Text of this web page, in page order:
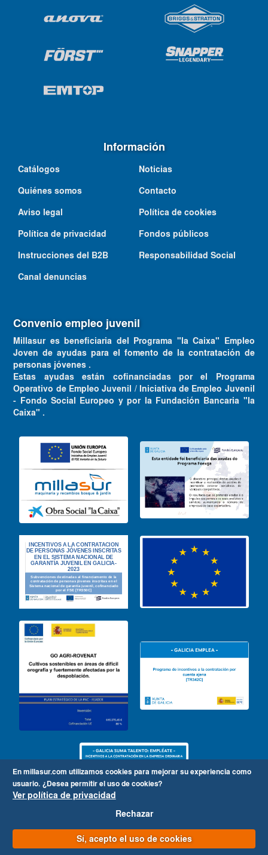
Información
Catálogos
Noticias
Quiénes somos
Contacto
Aviso legal
Política de cookies
Política de privacidad
Fondos públicos
Instrucciones del B2B
Responsabilidad Social
Canal denuncias
Convenio empleo juvenil
Millasur es beneficiaria del Programa "la Caixa" Empleo
Joven de ayudas para el fomento de la contratación de
personas jóvenes .
Estas ayudas están cofinanciadas por el Programa
Operativo de Empleo Juvenil / Iniciativa de Empleo Juvenil
- Fondo Social Europeo y por la Fundación Bancaria "la
Caixa" .
En millasur.com utilizamos cookies para mejorar su experiencia como
usuario. ¿Desea permitir el uso de cookies?
Ver política de privacidad
Rechazar
Sí, acepto el uso de cookies